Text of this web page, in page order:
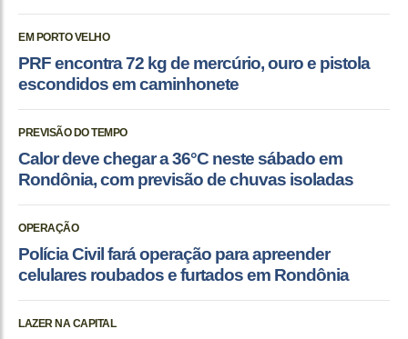
EM PORTO VELHO
PRF encontra 72 kg de mercúrio, ouro e pistola
escondidos em caminhonete
PREVISÃO DO TEMPO
Calor deve chegar a 36°C neste sábado em
Rondônia, com previsão de chuvas isoladas
OPERAÇÃO
Polícia Civil fará operação para apreender
celulares roubados e furtados em Rondônia
LAZER NA CAPITAL